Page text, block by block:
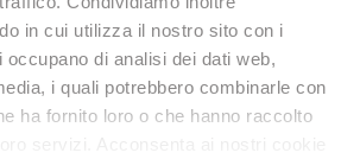
in cui utilizza il nostro sito con i
di analisi dei dati web,
i quali potrebbero combinarle con
ha fornito loro o che hanno raccolto
SICUREZZA.